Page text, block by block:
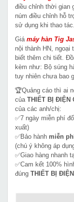
điều chỉnh thời gian
núm điều chỉnh hỗ
sử dụng khi thao tác.
Giá máy hàn Tig
nội thành HN,
biết thêm chi tiết.
kèm như: Bộ súng
tuy nhiên chưa bao
🏆Quảng cáo thì ai
của THIẾT BỊ ĐIỆN
của các anh/chị:
✅7 ngày miễn phí
xuất)
✅Bảo hành miễn
(chú ý không áp
✅Giao hàng nhanh
✅Cam kết 100%
đúng THIẾT BỊ